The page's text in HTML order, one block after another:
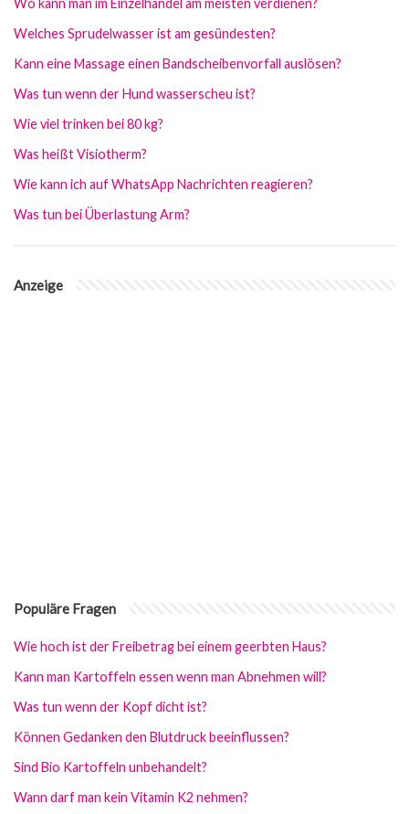
Wo kann man im Einzelhandel am meisten verdienen?
Welches Sprudelwasser ist am gesündesten?
Kann eine Massage einen Bandscheibenvorfall auslösen?
Was tun wenn der Hund wasserscheu ist?
Wie viel trinken bei 80 kg?
Was heißt Visiotherm?
Wie kann ich auf WhatsApp Nachrichten reagieren?
Was tun bei Überlastung Arm?
Anzeige
Populäre Fragen
Wie hoch ist der Freibetrag bei einem geerbten Haus?
Kann man Kartoffeln essen wenn man Abnehmen will?
Was tun wenn der Kopf dicht ist?
Können Gedanken den Blutdruck beeinflussen?
Sind Bio Kartoffeln unbehandelt?
Wann darf man kein Vitamin K2 nehmen?